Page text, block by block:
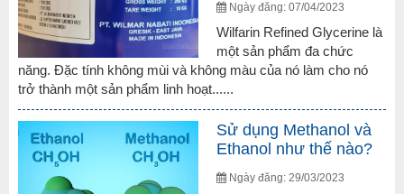
Ngày đăng: 07/04/2023
Wilfarin Refined Glycerine là
một sản phẩm đa chức
năng. Đặc tính không mùi và không màu của nó làm cho nó
trở thành một sản phẩm linh hoạt......
Sử dụng Methanol và
Ethanol như thế nào?
Ngày đăng: 29/03/2023